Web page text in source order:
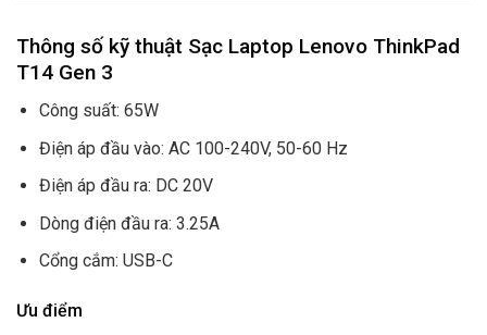
Thông số kỹ thuật Sạc Laptop Lenovo ThinkPad
T14 Gen 3
Công suất: 65W
Điện áp đầu vào: AC 100-240V, 50-60 Hz
Điện áp đầu ra: DC 20V
Dòng điện đầu ra: 3.25A
Cổng cắm: USB-C
Ưu điểm